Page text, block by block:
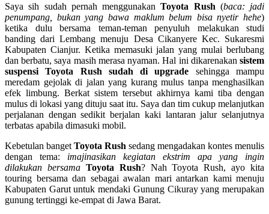
Saya sih sudah pernah menggunakanToyota Rush (baca: jadi
penumpang, bukan yang bawa maklum belum bisa nyetir hehe)
ketika dulu bersama teman-teman penyuluh melakukan studi
banding dari Lembang menuju Desa Cikanyere Kec. Sukaresmi
Kabupaten Cianjur. Ketika memasuki jalan yang mulai berlubang
dan berbatu, saya masih merasa nyaman. Hal ini dikarenakan sistem
suspensi
Toyota Rush sudah di upgrade sehingga mampu
meredam gejolak di jalan yang kurang mulus tanpa menghasilkan
efek limbung. Berkat sistem tersebut akhirnya kami tiba dengan
mulus di lokasi yang dituju saat itu. Saya dan tim cukup melanjutkan
perjalanan dengan sedikit berjalan kaki lantaran jalur selanjutnya
terbatas apabila dimasuki mobil.
Kebetulan banget Toyota Rush sedang mengadakan kontes menulis
dengan tema: imajinasikan kegiatan ekstrim apa yang ingin
dilakukan bersama Toyota Rush? Nah Toyota Rush, ayo kita
touring bersama dan sebagai awalan mari antarkan kami menuju
Kabupaten Garut untuk mendaki Gunung Cikuray yang merupakan
gunung tertinggi ke-empat di Jawa Barat.